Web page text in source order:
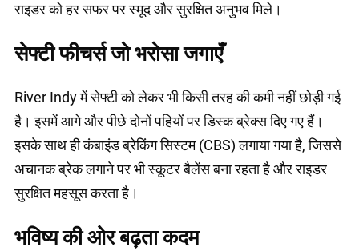
राइडर को हर सफर पर स्मूद और सुरक्षित अनुभव मिले।
सेफ्टी फीचर्स जो भरोसा जगाएँ
River Indy में सेफ्टी को लेकर भी किसी तरह की कमी नहीं छोड़ी गई
है। इसमें आगे और पीछे दोनों पहियों पर डिस्क ब्रेक्स दिए गए हैं।
इसके साथ ही कंबाइंड ब्रेकिंग सिस्टम (CBS) लगाया गया है, जिससे
अचानक ब्रेक लगाने पर भी स्कूटर बैलेंस बना रहता है और राइडर
सुरक्षित महसूस करता है।
भविष्य की ओर बढ़ता कदम